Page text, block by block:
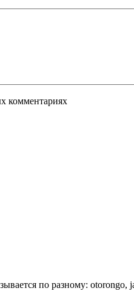
комментариях
по разному: otorongo,